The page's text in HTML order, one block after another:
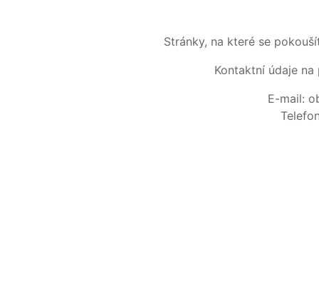
Stránky, na které se
Kontaktní údaje
E-mail: